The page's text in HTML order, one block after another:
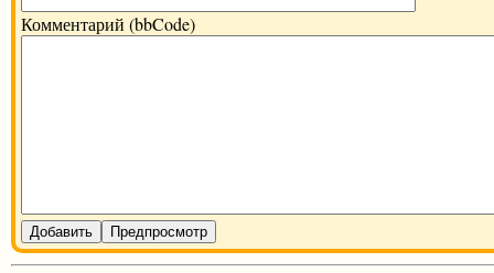
Комментарий (bbCode)
Добавить Предпросмотр